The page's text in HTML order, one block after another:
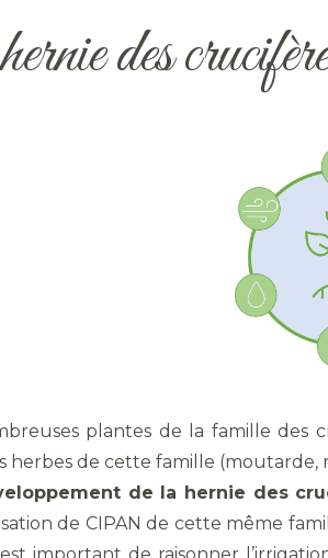
des
plantes de la famille des
herbes de cette famille (moutarde,
de la hernie des
de CIPAN de cette même